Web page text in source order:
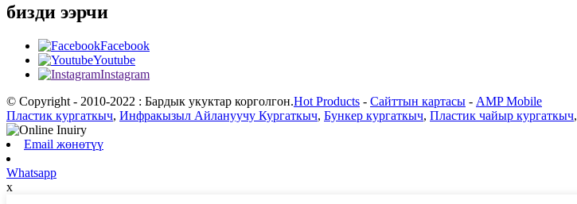
бизди ээрчи
Facebook
Youtube
Instagram
© Copyright - 2010-2022 : Бардык укуктар корголгон.Hot Products - Сайттын картасы - AMP Mobile
Пластик кургаткыч, Инфракызыл Айлануучу Кургаткыч, Бункер кургаткыч, Пластик чайыр кургаткыч,
Email жөнөтүү
Whatsapp
x